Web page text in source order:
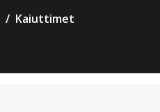
Kaiuttimet